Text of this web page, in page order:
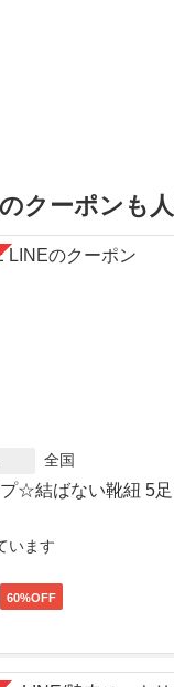
クーポンも人
全国
☆結ばない靴紐 5足
います
60%OFF